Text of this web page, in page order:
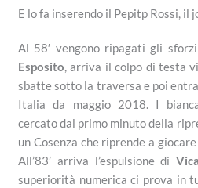
E lo fa inserendo il Pepitp Rossi, il
Al 58′ vengono ripagati gli
Esposito, arriva il colpo di testa
sbatte sotto la traversa e poi
Italia da maggio 2018. I
cercato dal primo minuto della
un Cosenza che riprende a
All’83’ arriva l’espulsione di
superiorità numerica ci prova in